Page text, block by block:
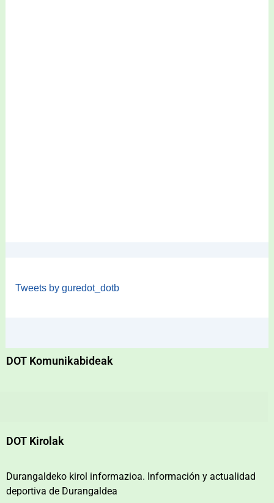
Tweets by guredot_dotb
DOT Komunikabideak
DOT Kirolak
Durangaldeko kirol informazioa. Información y actualidad
deportiva de Durangaldea